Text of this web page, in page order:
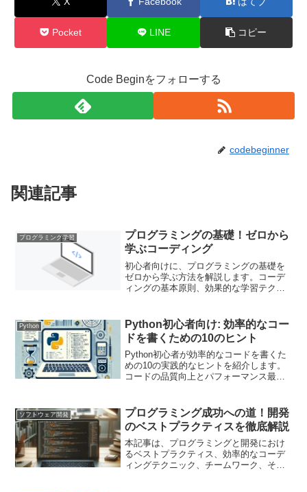
Pocket LINE コピー
Code Beginをフォローする
codebeginner
関連記事
プログラミング学習
プログラミングの基礎！ゼロから
学ぶコーディング
初心者向けに、プログラミングの基礎を
ゼロから学ぶ方法を解説します。コーデ
ィングの基本原則、効果的な学習テクニ
けるためのガイドを提供します。
Python
Python初心者向け: 効率的なコー
ドを書くための10のヒント
Python初心者が効率的なコードを書くた
めの10の実践的なヒントを紹介します。
コードの品質向上とパフォーマンス最適
ソフトウェア開発
プログラミング成功への道！開発
のベストプラクティスを徹底解説
本記事は、プログラミングと開発におけ
るベストプラクティス、効率的なコーデ
ィングテクニック、チームワーク、そし